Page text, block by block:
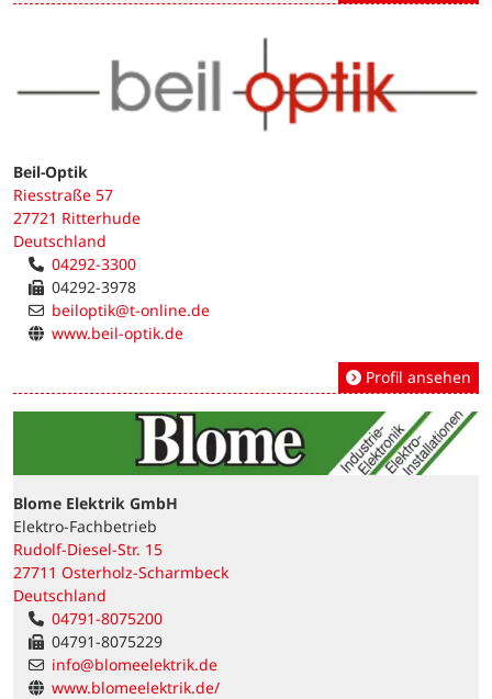
Beil-Optik
Riesstraße 57
27721 Ritterhude
Deutschland
04292-3300
04292-3978
beiloptik@t-online.de
www.beil-optik.de
Profil ansehen
Blome Elektrik GmbH
Elektro-Fachbetrieb
Rudolf-Diesel-Str. 15
27711 Osterholz-Scharmbeck
Deutschland
04791-8075200
04791-8075229
info@blomeelektrik.de
www.blomeelektrik.de/